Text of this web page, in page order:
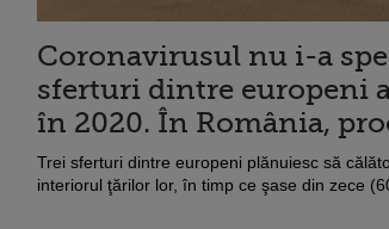
Coronavirusul nu i-a
sferturi dintre europeni
în 2020. În România,
Trei sferturi dintre europeni plănuiesc să
interiorul ţărilor lor, în timp ce şase din zece